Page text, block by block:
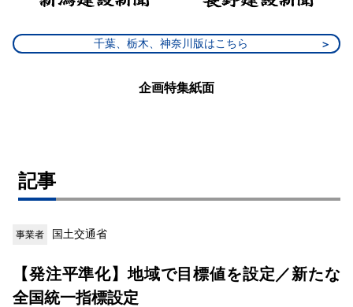
千葉、栃木、神奈川版はこちら
企画特集紙面
記事
事業者 国土交通省
【発注平準化】地域で目標値を設定／新たな
全国統一指標設定